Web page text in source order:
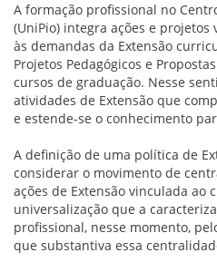
A formação profissional no
(UniPio) integra ações e
às demandas da Extensão
Projetos Pedagógicos e
cursos de graduação. Nesse
atividades de Extensão que
e estende-se o conhecimento
A definição de uma política de
considerar o movimento de
ações de Extensão vinculada ao
universalização que a
profissional, nesse momento,
que substantiva essa